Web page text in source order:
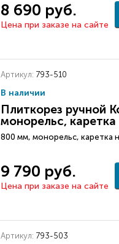
8 690 руб.
Цена при заказе на сайте
Артикул: 793-510
В наличии
Плиткорез ручной
монорельс,
800 мм, монорельс, каретка
9 790 руб.
Цена при заказе на сайте
Артикул: 793-503